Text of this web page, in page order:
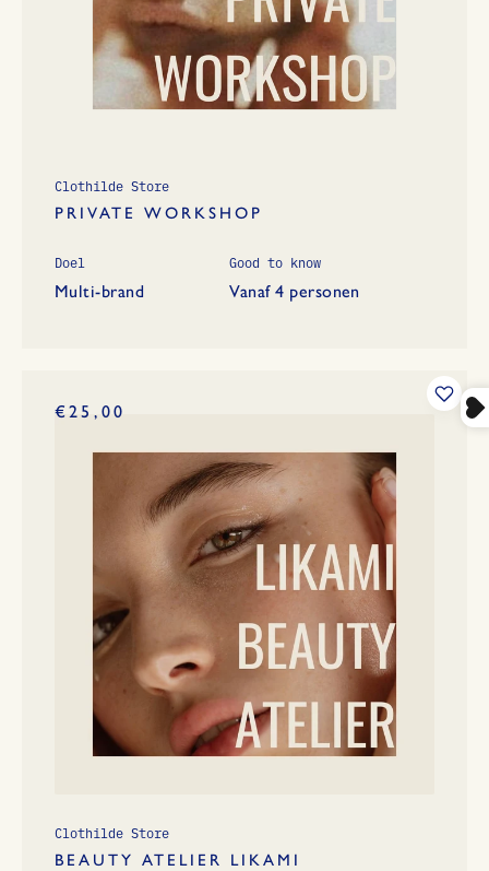
Clothilde Store
PRIVATE WORKSHOP
Doel
Multi-brand
Good to know
Vanaf 4 personen
Clothilde Store
BEAUTY ATELIER LIKAMI
€25,00